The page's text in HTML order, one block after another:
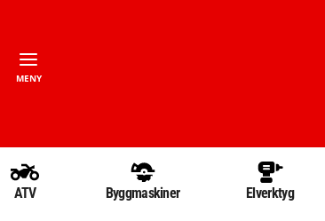
MENY
ATV Byggmaskiner Elverktyg